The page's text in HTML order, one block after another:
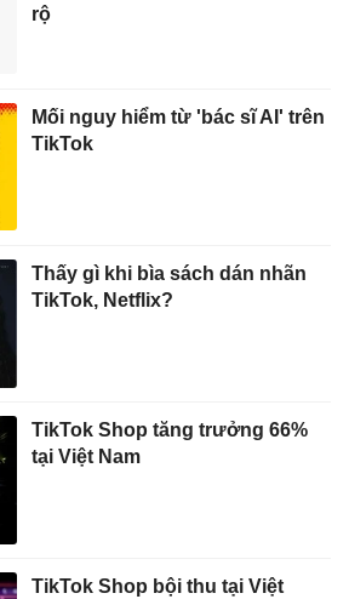
rộ
Mối nguy hiểm từ 'bác sĩ AI' trên
TikTok
Thấy gì khi bìa sách dán nhãn
TikTok, Netflix?
TikTok Shop tăng trưởng 66%
tại Việt Nam
TikTok Shop bội thu tại Việt